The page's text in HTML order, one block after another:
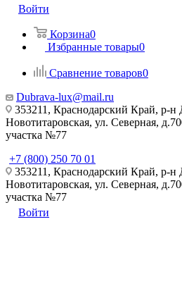
Войти
Корзина0
Избранные товары0
Сравнение товаров0
Dubrava-lux@mail.ru
353211, Краснодарский Край, р-н
Новотитаровская, ул. Северная,
участка №77
+7 (800) 250 70 01
353211, Краснодарский Край, р-н
Новотитаровская, ул. Северная,
участка №77
Войти